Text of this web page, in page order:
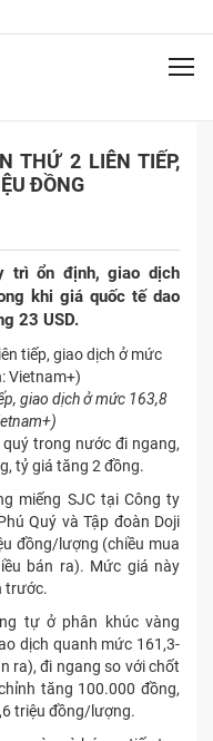
THỨ 2 LIÊN TIẾP,
ĐỒNG
trì ổn định, giao dịch
khi giá quốc tế dao
23 USD.
giao dịch ở mức 163,8
trong nước đi ngang,
tỷ giá tăng 2 đồng.
miếng SJC tại Công ty
Quý và Tập đoàn Doji
đồng/lượng (chiều mua
bán ra). Mức giá này
trước.
tự ở phân khúc vàng
dịch quanh mức 161,3-
ra), đi ngang so với chốt
tăng 100.000 đồng,
triệu đồng/lượng.